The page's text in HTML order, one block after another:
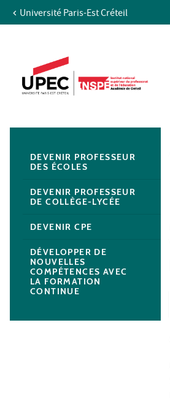
Aller au contenu
Recherche
Navigation secondaire
Université Paris-Est Créteil
DEVENIR PROFESSEUR
DES ÉCOLES
DEVENIR PROFESSEUR
DE COLLÈGE-LYCÉE
DEVENIR CPE
DÉVELOPPER DE
NOUVELLES
COMPÉTENCES AVEC
LA FORMATION
CONTINUE